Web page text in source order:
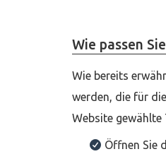
Wie passen
Wie bereits
werden, die für
Website gewählte
Öffnen Sie